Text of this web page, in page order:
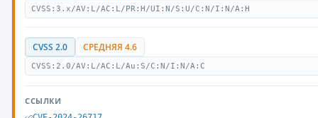
CVSS:3.x/AV:L/AC:L/PR:H/UI:N/S:U/C:N/I:N/A:H
CVSS 2.0 СРЕДНЯЯ 4.6
CVSS:2.0/AV:L/AC:L/Au:S/C:N/I:N/A:C
ССЫЛКИ